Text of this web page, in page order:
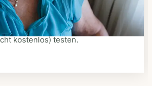
das bestellte Essen zum
nach Hause. Bei vielen
Sie Essen auf Rädern auch
kostenlos) testen.